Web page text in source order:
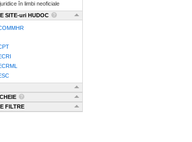
în limbi neoficiale
SITE-uri HUDOC
FILTRE